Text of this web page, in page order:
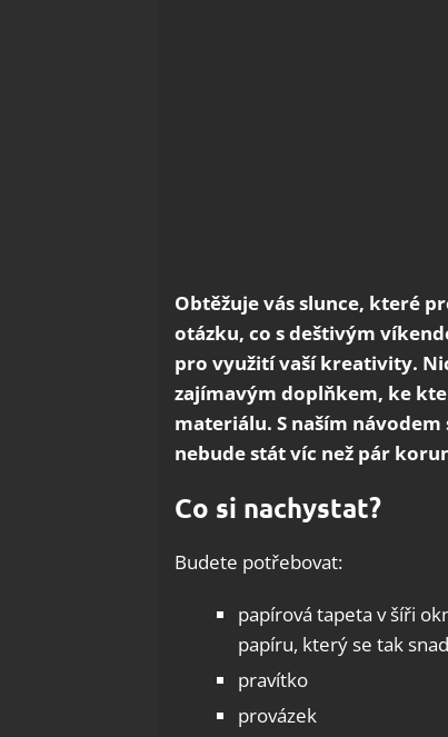
Obtěžuje vás slunce, které
otázku, co s deštivým
pro využití vaší kreativity.
zajímavým doplňkem, ke
materiálu. S naším
nebude stát víc než pár
Co si nachystat?
Budete potřebovat:
papírová tapeta v šíři
papíru, který se tak
pravítko
provázek